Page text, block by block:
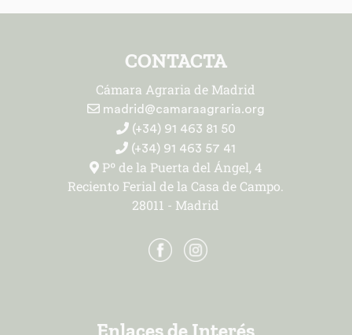
CONTACTA
Cámara Agraria de Madrid
madrid@camaraagraria.org
(+34) 91 463 81 50
(+34) 91 463 57 41
Pº de la Puerta del Ángel, 4
Reciento Ferial de la Casa de Campo.
28011 - Madrid
Enlaces de Interés